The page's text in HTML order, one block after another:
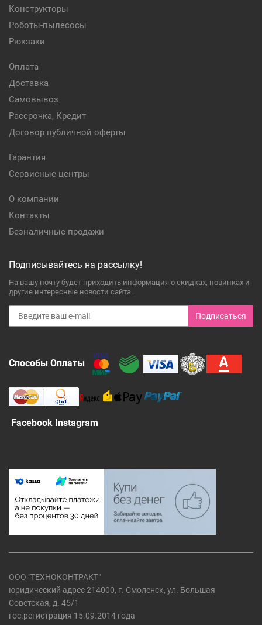
Конструкторы
Роботы-пылесосы
Рюкзаки
Оплата
Доставка
Самовывоз
Рассрочка, Кредит
Договор публичной оферты
Гарантия
Сервисные центры
О компании
Контакты
Безналичные продажи
Подписывайтесь на рассылку!
На вашу почту будет приходить информация о скидках, новинках и
другие интересные новости сайта.
Подписаться
Способы Оплаты
Facebook Instagram
ООО "ТЕХНОКОНТРАКТ"
юридический адрес 214000, г. Смоленск, ул. Большая
Советская, д. 45/1
гос.регистрация 15.09.2014 года